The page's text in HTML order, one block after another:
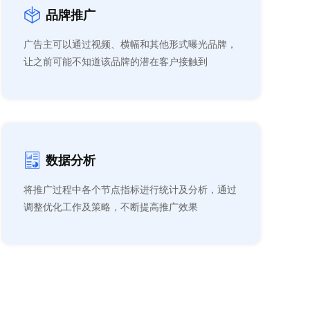
品牌推广
广告主可以通过视频、横幅和其他形式曝光品牌，
让之前可能不知道该品牌的潜在客户接触到
数据分析
将推广过程中各个节点指标进行统计及分析，通过
调整优化工作及策略，不断提高推广效果